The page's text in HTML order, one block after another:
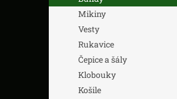
e
Mikiny
Vesty
Rukavice
Čepice a šály
Klobouky
Košile